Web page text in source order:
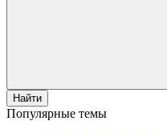
Найти
Популярные темы